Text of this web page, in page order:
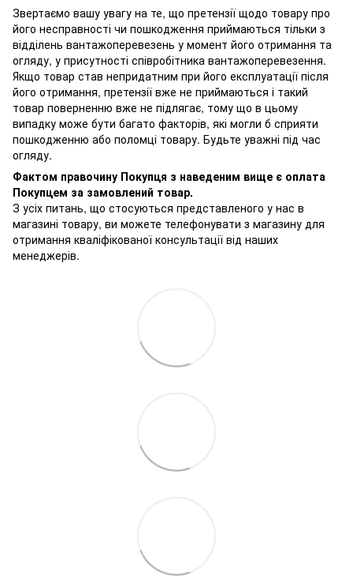
Звертаємо вашу увагу на те, що претензії щодо товару про
його несправності чи пошкодження приймаються тільки з
відділень вантажоперевезень у момент його отримання та
огляду, у присутності співробітника вантажоперевезення.
Якщо товар став непридатним при його експлуатації після
його отримання, претензії вже не приймаються і такий
товар поверненню вже не підлягає, тому що в цьому
випадку може бути багато факторів, які могли б сприяти
пошкодженню або поломці товару. Будьте уважні під час
огляду.
Фактом правочину Покупця з наведеним вище є оплата
Покупцем за замовлений товар.
З усіх питань, що стосуються представленого у нас в
магазині товару, ви можете телефонувати з магазину для
отримання кваліфікованої консультації від наших
менеджерів.